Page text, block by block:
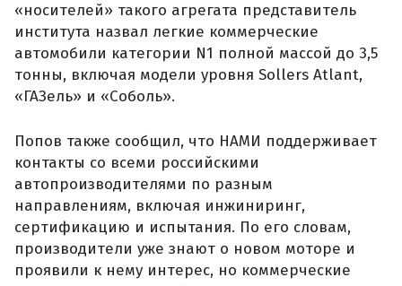
«носителей» такого агрегата представитель
института назвал легкие коммерческие
автомобили категории N1 полной массой до 3,5
тонны, включая модели уровня Sollers Atlant,
«ГАЗель» и «Соболь».
Попов также сообщил, что НАМИ поддерживает
контакты со всеми российскими
автопроизводителями по разным
направлениям, включая инжиниринг,
сертификацию и испытания. По его словам,
производители уже знают о новом моторе и
проявили к нему интерес, но коммерческие